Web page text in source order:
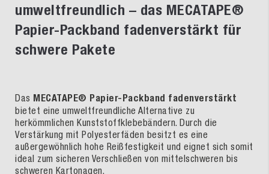
umweltfreundlich – das MECATAPE®
Papier-Packband fadenverstärkt für
schwere Pakete
Das MECATAPE® Papier-Packband fadenverstärkt
bietet eine umweltfreundliche Alternative zu
herkömmlichen Kunststoffklebebändern. Durch die
Verstärkung mit Polyesterfäden besitzt es eine
außergewöhnlich hohe Reißfestigkeit und eignet sich somit
ideal zum sicheren Verschließen von mittelschweren bis
schweren Kartonagen.